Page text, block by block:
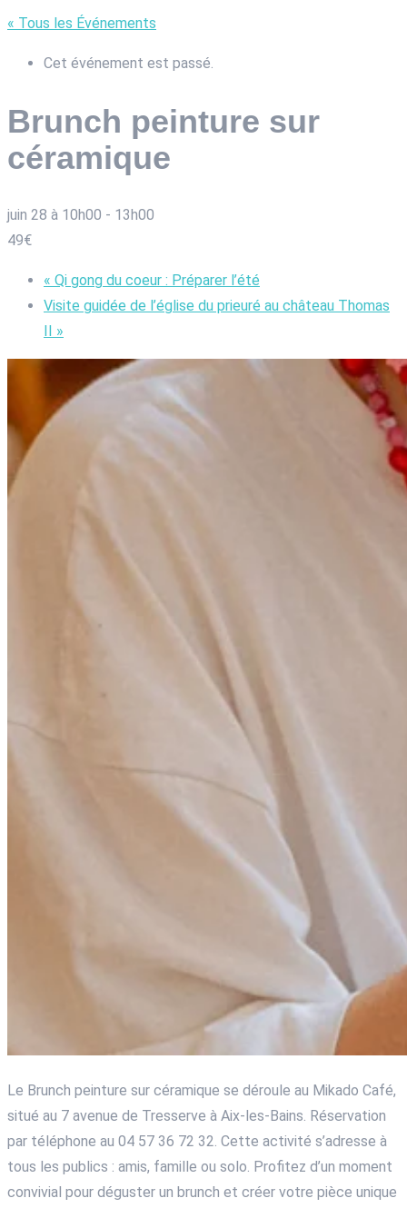
« Tous les Événements
Cet événement est passé.
Brunch peinture sur
céramique
juin 28 à 10h00 - 13h00
49€
« Qi gong du coeur : Préparer l’été
Visite guidée de l’église du prieuré au château Thomas
»
Le Brunch peinture sur céramique se déroule au Mikado Café,
situé au 7 avenue de Tresserve à Aix-les-Bains. Réservation
par téléphone au 04 57 36 72 32. Cette activité s’adresse à
tous les publics : amis, famille ou solo. Profitez d’un moment
convivial pour déguster un brunch et créer votre pièce unique